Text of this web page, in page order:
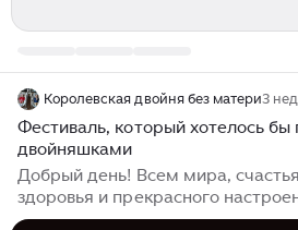
Королевская двойня без матери3
Фестиваль, который хотелось бы
двойняшками
Добрый день! Всем мира,
здоровья и прекрасного
продолжим беседу про